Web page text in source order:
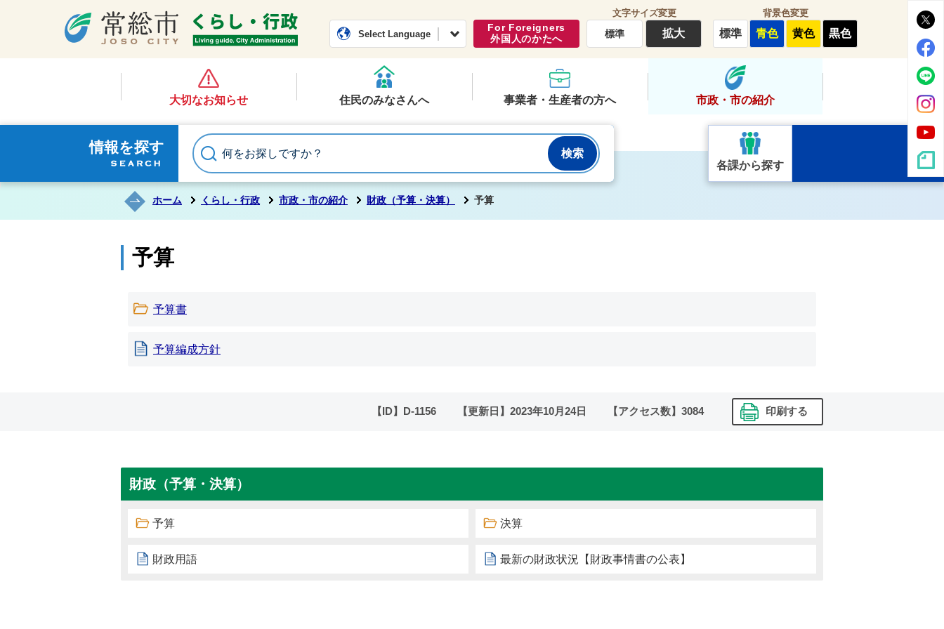
常総市公式ホームページくらし・行政
Select Language
For Foreigners
外国人のかたへ
文字サイズ変更
標準 拡大
背景色変更
標準 青色 黄色 黒色
大切なお知らせ 住民のみなさんへ 事業者・生産者の方へ 市政・市の紹介
情報を探す
各課から探す
ホーム くらし・行政 市政・市の紹介 財政（予算・決算） 予算
予算
予算書
予算編成方針
【ID】 D-1156 【更新日】 2023年10月24日 【アクセス数】 3084 印刷する
財政（予算・決算）
予算 決算
財政用語 最新の財政状況【財政事情書の公表】